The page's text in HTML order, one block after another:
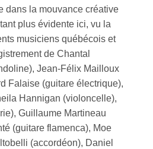
dans la mouvance créative
plus évidente ici, vu la
musiciens québécois et
de Chantal
Jean-Félix Mailloux
Falaise (guitare électrique),
Hannigan (violoncelle),
Guillaume Martineau
(guitare flamenca), Moe
(accordéon), Daniel